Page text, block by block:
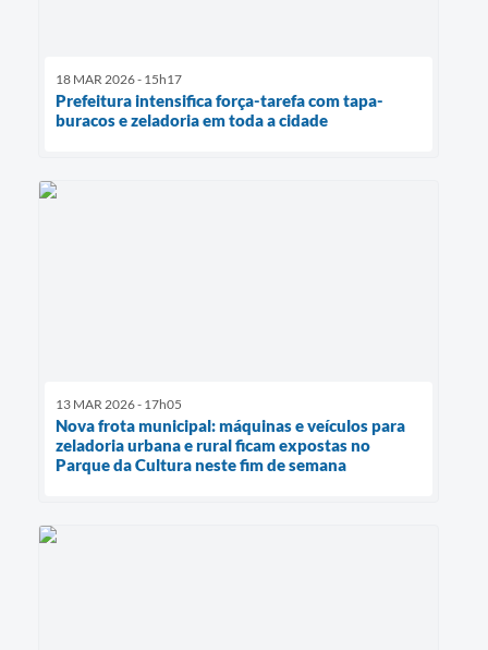
18 MAR 2026 - 15h17
Prefeitura intensifica força-tarefa com tapa-
buracos e zeladoria em toda a cidade
13 MAR 2026 - 17h05
Nova frota municipal: máquinas e veículos para
zeladoria urbana e rural ficam expostas no
Parque da Cultura neste fim de semana